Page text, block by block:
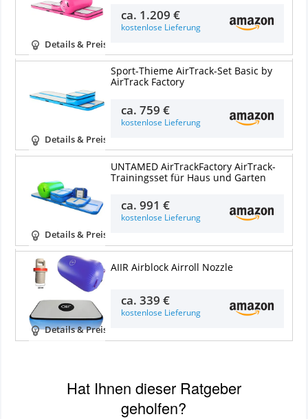
Details & Preise
ca. 1.209 €
kostenlose Lieferung
Details & Preise
Sport-Thieme AirTrack-Set Basic by
AirTrack Factory
ca.759 €
kostenlose Lieferung
Details & Preise
UNTAMED AirTrackFactory AirTrack-
Trainingsset für Haus und Garten
ca.991 €
kostenlose Lieferung
Details & Preise
AIIR Airblock Airroll Nozzle
ca.339 €
kostenlose Lieferung
Hat Ihnen dieser Ratgeber
geholfen?